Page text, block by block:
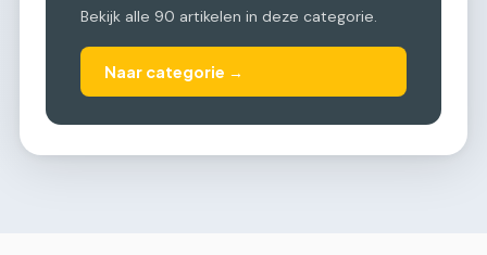
Bekijk alle 90 artikelen in deze categorie.
Naar categorie →